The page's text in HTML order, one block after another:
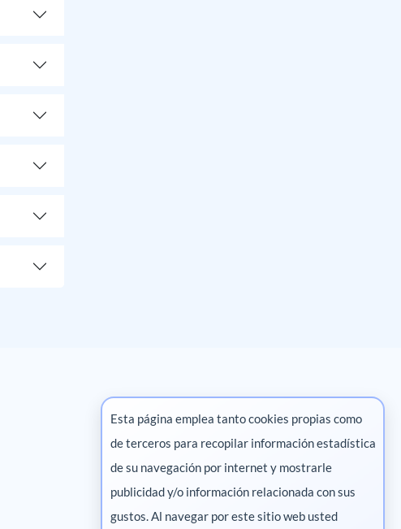
Marketing digital
Pharma
Esta página emplea tanto cookies propias como
de terceros para recopilar información estadística
de su navegación por internet y mostrarle
publicidad y/o información relacionada con sus
gustos. Al navegar por este sitio web usted